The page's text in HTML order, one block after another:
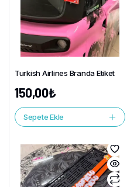
Turkish Airlines Branda Etiket
150,00₺
Sepete Ekle